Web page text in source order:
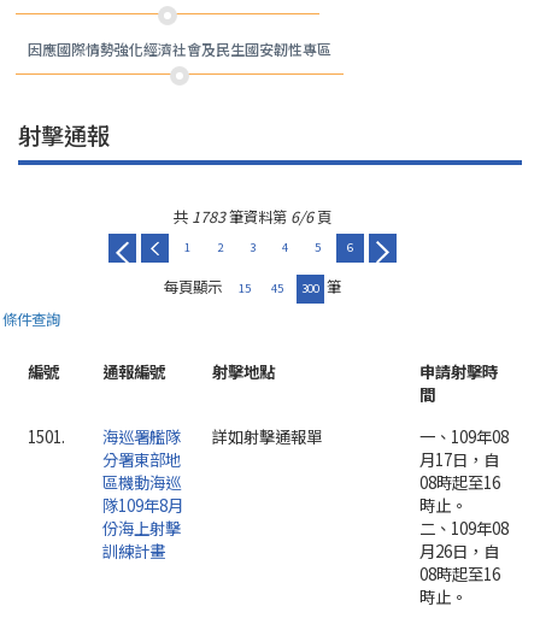
因應國際情勢強化經濟社會及民生國安韌性專區
射擊通報
共 1783筆資料第 6/6頁
1 2 3 4 5 6
每頁顯示 15 45 300 筆
條件查詢
編號 通報編號 射擊地點
申請射擊時
間
1501.
海巡署艦隊
分署東部地
區機動海巡
隊109年8月
份海上射擊
訓練計畫
詳如射擊通報單
一、109年08
月17日，自
08時起至16
時止。
二、109年08
月26日，自
08時起至16
時止。